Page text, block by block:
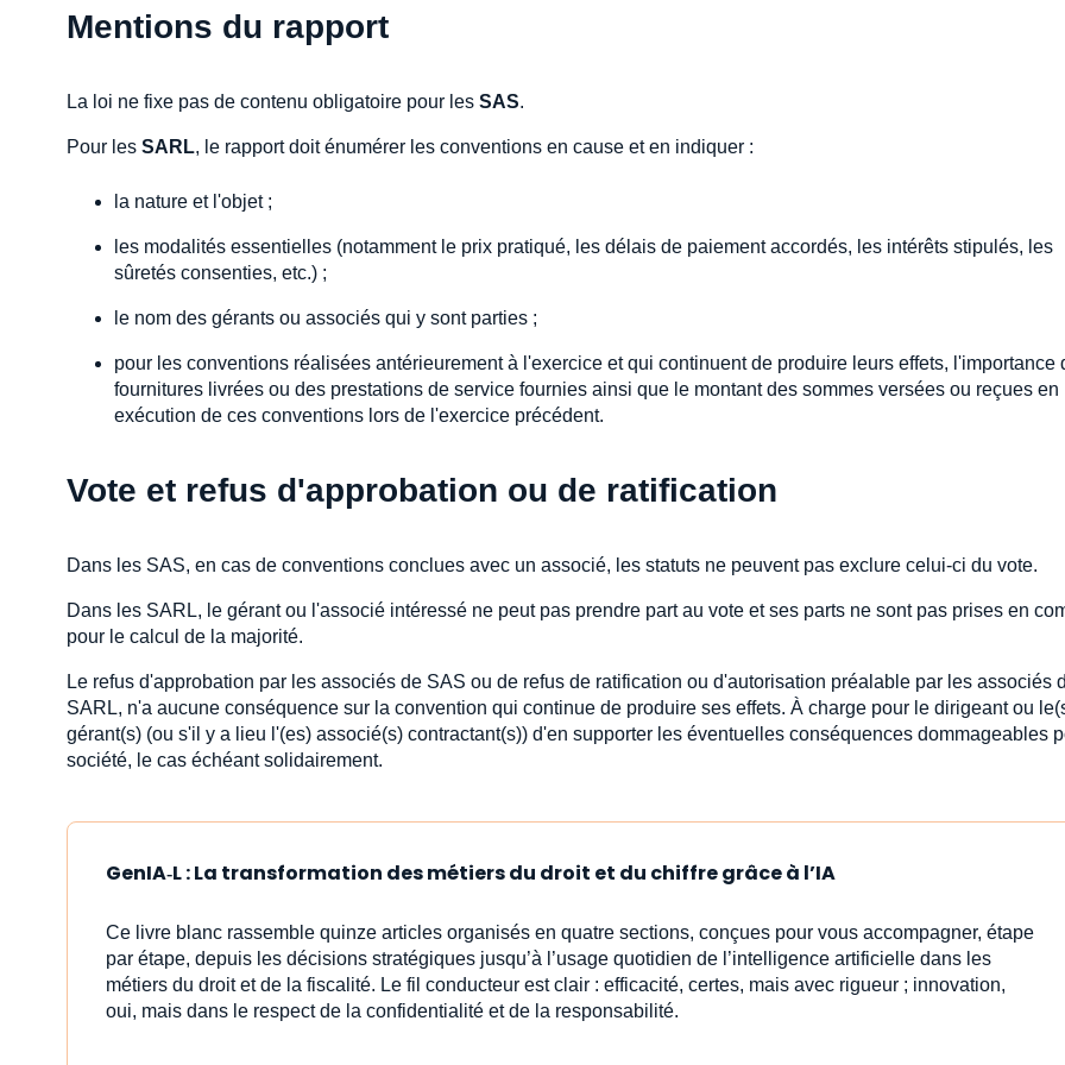
Mentions du rapport
La loi ne fixe pas de contenu obligatoire pour les SAS.
Pour les SARL, le rapport doit énumérer les conventions en cause et en indiquer :
la nature et l'objet ;
les modalités essentielles (notamment le prix pratiqué, les délais de paiement accordés, les intérêts stipulés, les
sûretés consenties, etc.) ;
le nom des gérants ou associés qui y sont parties ;
pour les conventions réalisées antérieurement à l'exercice et qui continuent de produire leurs effets, l'importance
fournitures livrées ou des prestations de service fournies ainsi que le montant des sommes versées ou reçues en
exécution de ces conventions lors de l'exercice précédent.
Vote et refus d'approbation ou de ratification
Dans les SAS, en cas de conventions conclues avec un associé, les statuts ne peuvent pas exclure celui-ci du vote.
Dans les SARL, le gérant ou l'associé intéressé ne peut pas prendre part au vote et ses parts ne sont pas prises en
pour le calcul de la majorité.
Le refus d'approbation par les associés de SAS ou de refus de ratification ou d'autorisation préalable par les associés
SARL, n'a aucune conséquence sur la convention qui continue de produire ses effets. À charge pour le dirigeant ou
gérant(s) (ou s'il y a lieu l'(es) associé(s) contractant(s)) d'en supporter les éventuelles conséquences dommageables
société, le cas échéant solidairement.
GenIA‑L : La transformation des métiers du droit et du chiffre grâce à l’IA
Ce livre blanc rassemble quinze articles organisés en quatre sections, conçues pour vous accompagner, étape
par étape, depuis les décisions stratégiques jusqu’à l’usage quotidien de l’intelligence artificielle dans les
métiers du droit et de la fiscalité. Le fil conducteur est clair : efficacité, certes, mais avec rigueur ; innovation,
oui, mais dans le respect de la confidentialité et de la responsabilité.